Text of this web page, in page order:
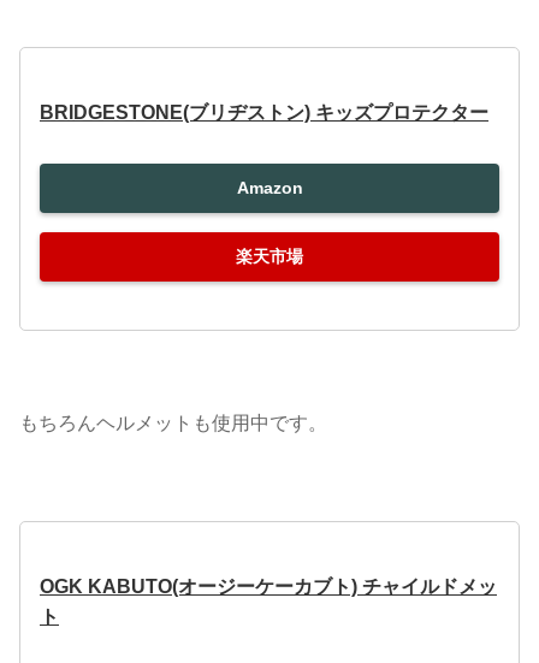
BRIDGESTONE(ブリヂストン) キッズプロテクター
Amazon
楽天市場
もちろんヘルメットも使用中です。
OGK KABUTO(オージーケーカブト) チャイルドメッ
ト